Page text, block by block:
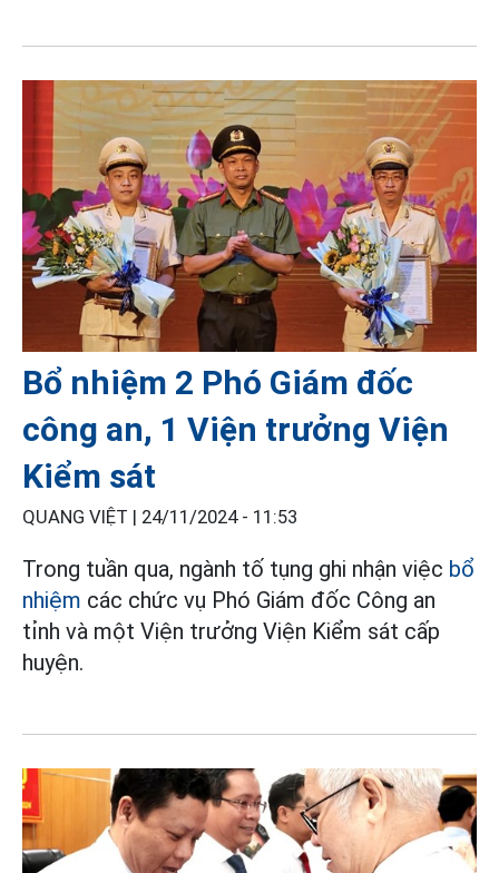
Bổ nhiệm 2 Phó Giám đốc
công an, 1 Viện trưởng Viện
Kiểm sát
QUANG VIỆT | 24/11/2024 - 11:53
Trong tuần qua, ngành tố tụng ghi nhận việc bổ
nhiệm các chức vụ Phó Giám đốc Công an
tỉnh và một Viện trưởng Viện Kiểm sát cấp
huyện.